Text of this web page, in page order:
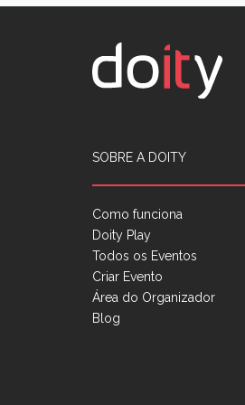
SOBRE A DOITY
Como funciona
Doity Play
Todos os Eventos
Criar Evento
Área do Organizador
Blog